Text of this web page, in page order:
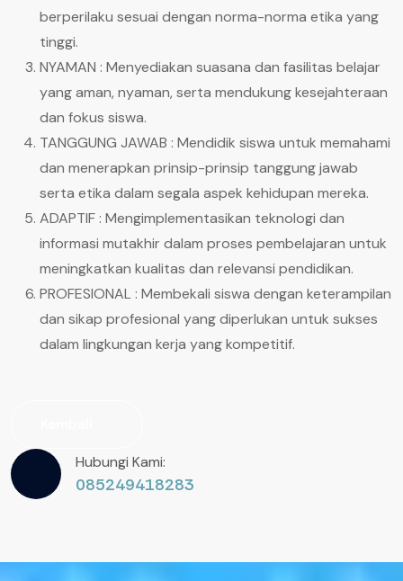
berperilaku sesuai dengan norma-norma etika yang
tinggi.
NYAMAN : Menyediakan suasana dan fasilitas belajar
yang aman, nyaman, serta mendukung kesejahteraan
dan fokus siswa.
TANGGUNG JAWAB : Mendidik siswa untuk memahami
dan menerapkan prinsip-prinsip tanggung jawab
serta etika dalam segala aspek kehidupan mereka.
ADAPTIF : Mengimplementasikan teknologi dan
informasi mutakhir dalam proses pembelajaran untuk
meningkatkan kualitas dan relevansi pendidikan.
PROFESIONAL : Membekali siswa dengan keterampilan
dan sikap profesional yang diperlukan untuk sukses
dalam lingkungan kerja yang kompetitif.
Hubungi Kami:
085249418283